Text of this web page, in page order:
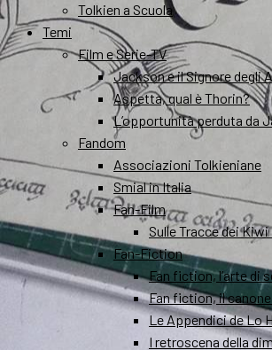
Tolkien a Scuola
Temi
Film e Serie-TV
Jackson e il Signore degli
Aspetta, qual è Thorin?
L’opportunità perduta da
Fandom
Associazioni Tolkieniane
Smial in Italia
Fan-Film
Sulle Tracce dei
Fan-Fiction
Fan fiction, l’arte di
Fan fiction, il
Le Appendici de Lo
I retroscena della